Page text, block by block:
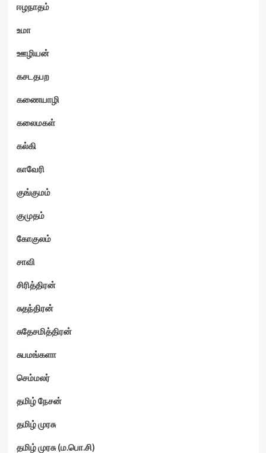
ஈழநாதம்
உமா
ஊழியன்
கசடதபற
கணையாழி
கலைமகள்
கல்கி
காவேரி
குங்குமம்
குமுதம்
கோகுலம்
சாவி
சிரித்திரன்
சுதந்திரன்
சுதேசமித்திரன்
சுபமங்களா
செம்மலர்
தமிழ் நேசன்
தமிழ் முரசு
தமிழ் முரசு (ம.பொ.சி)